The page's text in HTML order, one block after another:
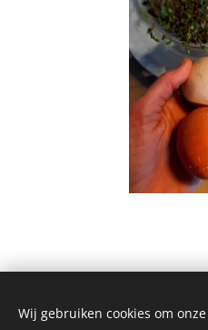
Wij gebruiken cookies om